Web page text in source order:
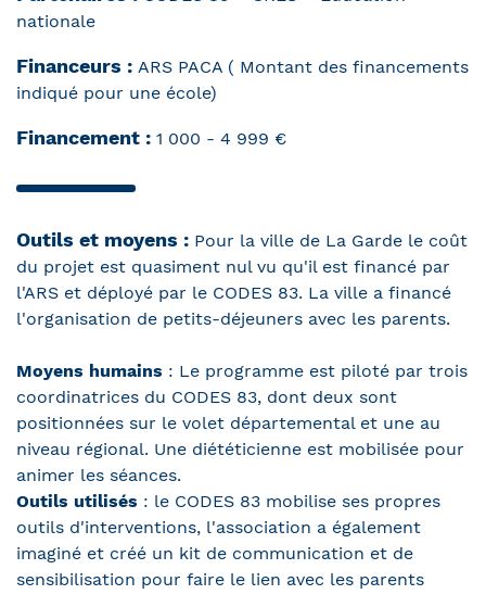
nationale
Financeurs : ARS PACA ( Montant des financements
indiqué pour une école)
Financement : 1 000 - 4 999 €
Outils et moyens : Pour la ville de La Garde le coût
du projet est quasiment nul vu qu'il est financé par
l'ARS et déployé par le CODES 83. La ville a financé
l'organisation de petits-déjeuners avec les parents.
Moyens humains : Le programme est piloté par trois
coordinatrices du CODES 83, dont deux sont
positionnées sur le volet départemental et une au
niveau régional. Une diététicienne est mobilisée pour
animer les séances.
Outils utilisés : le CODES 83 mobilise ses propres
outils d'interventions, l'association a également
imaginé et créé un kit de communication et de
sensibilisation pour faire le lien avec les parents